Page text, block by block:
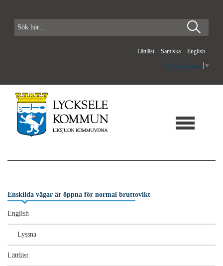
Lättläst Samiska English
Select Language ▼
Enskilda vägar är öppna för normal bruttovikt
English
Lyssna
Lättläst